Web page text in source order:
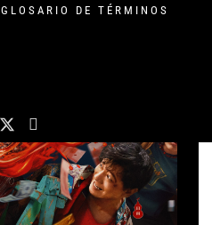
GLOSARIO DE TÉRMINOS